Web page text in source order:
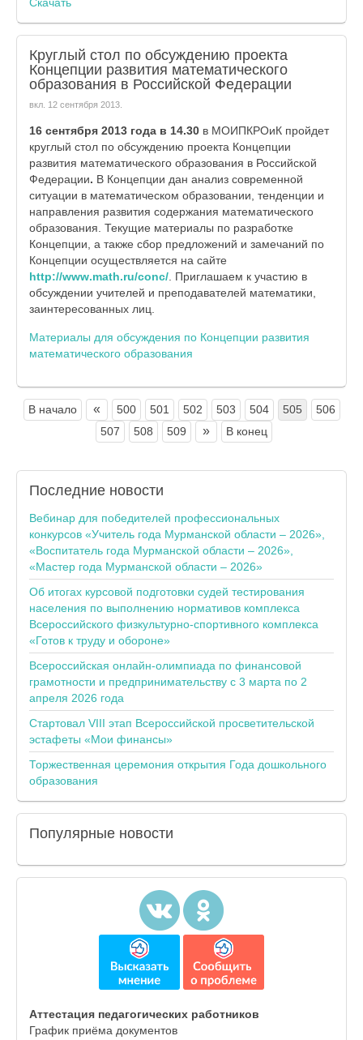
Круглый стол по обсуждению проекта
Концепции развития математического
образования в Российской Федерации
вкл. 12 сентября 2013
16 сентября 2013 года в 14.30 в МОИПКРОиК пройдет
круглый стол по обсуждению проекта Концепции
развития математического образования в Российской
Федерации. В Концепции дан анализ современной
ситуации в математическом образовании, тенденции и
направления развития содержания математического
образования. Текущие материалы по разработке
Концепции, а также сбор предложений и замечаний по
Концепции осуществляется на сайте
http://www.math.ru/conc/ . Приглашаем к участию в
обсуждении учителей и преподавателей математики,
заинтересованных лиц.
Материалы для обсуждения по Концепции развития
математического образования
В начало « 500 501 502 503 504 505
506
507
508 509 » В конец
Последние новости
Вебинар для победителей профессиональных
конкурсов «Учитель года Мурманской области – 2026»,
«Воспитатель года Мурманской области – 2026»,
«Мастер года Мурманской области – 2026»
Об итогах курсовой подготовки судей тестирования
населения по выполнению нормативов комплекса
Всероссийского физкультурно-спортивного комплекса
«Готов к труду и обороне»
Всероссийская онлайн-олимпиада по финансовой
грамотности и предпринимательству с 3 марта по 2
апреля 2026 года
Стартовал VIII этап Всероссийской просветительской
эстафеты «Мои финансы»
Торжественная церемония открытия Года дошкольного
образования
Популярные новости
Аттестация педагогических работников
График приёма документов